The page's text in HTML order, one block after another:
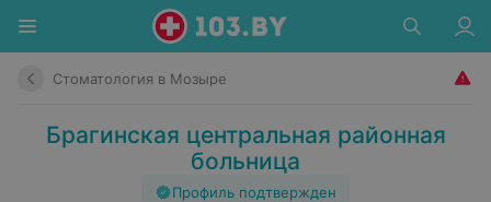
Стоматология в Мозыре
Брагинская центральная районная
больница
Профиль подтвержден